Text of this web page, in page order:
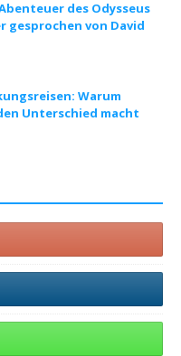
des Odysseus
gesprochen von David
Warum
Unterschied macht